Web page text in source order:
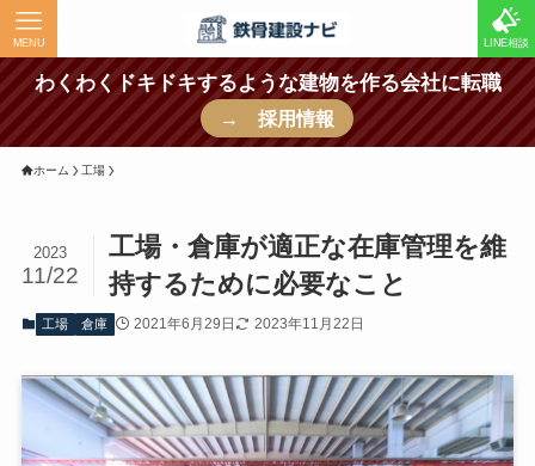
LINE相談
MENU
わくわくドキドキするような建物を作る会社に転職
→ 採用情報
ホーム 工場
工場・倉庫が適正な在庫管理を維
持するために必要なこと
2023
11/22
工場 倉庫 2021年6月29日 2023年11月22日